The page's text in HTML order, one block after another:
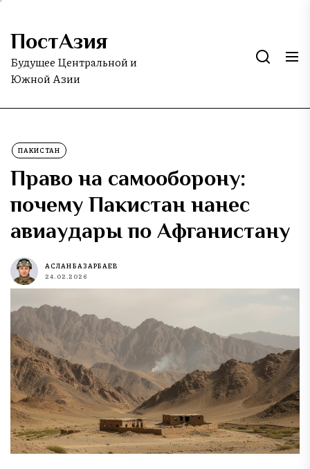
Skip
the
content
ПостАзия
Будущее Центральной и
Южной Азии
ПАКИСТАН
Право на самооборону:
почему Пакистан нанес
авиаудары по Афганистану
АСЛАН БАЗАРБАЕВ
24.02.2026